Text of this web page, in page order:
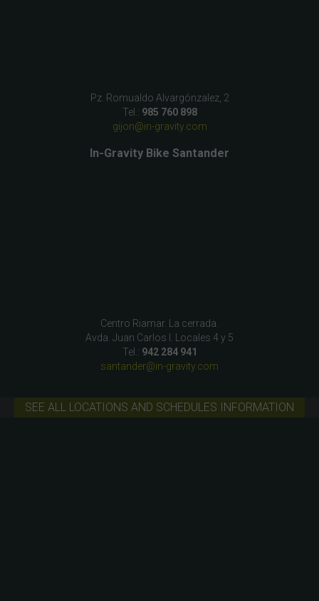
Pz. Romualdo Alvargónzalez, 2
Tel.: 985 760 898
gijon@in-gravity.com
In-Gravity Bike Santander
Centro Riamar. La cerrada.
Avda. Juan Carlos I. Locales 4 y 5
Tel.: 942 284 941
santander@in-gravity.com
SEE ALL LOCATIONS AND SCHEDULES INFORMATION